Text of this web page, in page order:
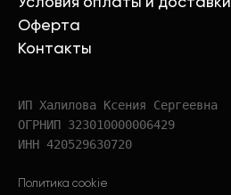
Оферта
Контакты
ИП Халилова Ксения Сергеевна
ОГРНИП 323010000006429
ИНН 420529630720
Политика cookie